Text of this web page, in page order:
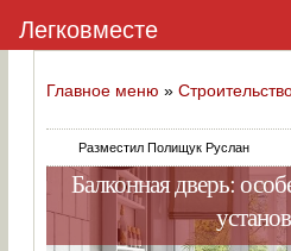
Главное меню »
Разместил Полищук Руслан
Балконная дверь:
Легковместе